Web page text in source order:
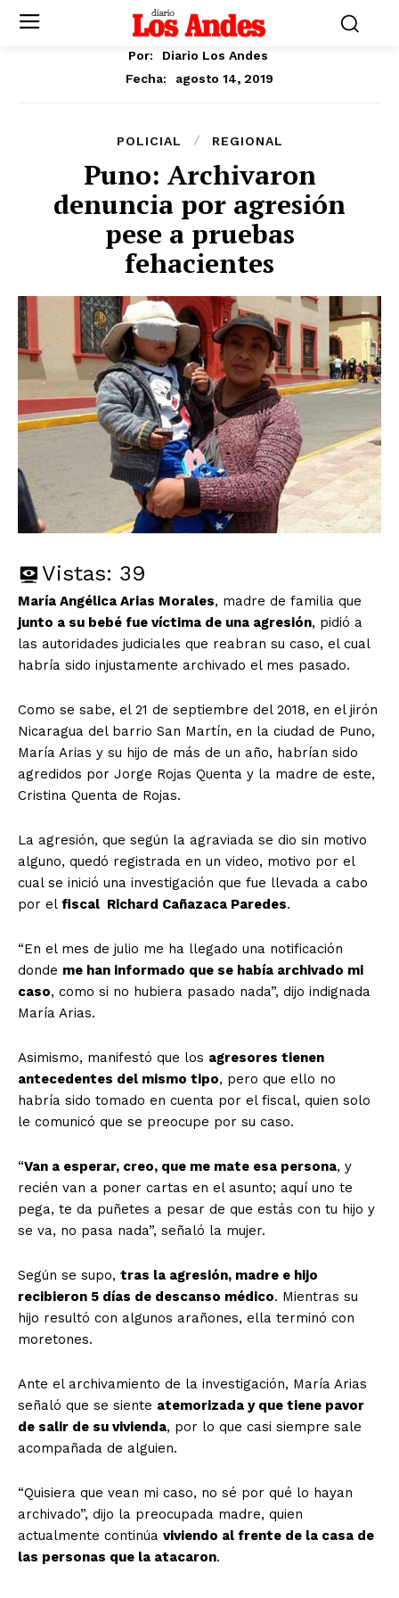
Por:
Diario Los Andes
Fecha:
agosto 14, 2019
POLICIAL REGIONAL
Puno: Archivaron
denuncia por agresión
pese a pruebas
fehacientes
Vistas: 39
María Angélica Arias Morales, madre de familia que
junto a su bebé fue víctima de una agresión, pidió a
las autoridades judiciales que reabran su caso, el cual
habría sido injustamente archivado el mes pasado.
Como se sabe, el 21 de septiembre del 2018, en el jirón
Nicaragua del barrio San Martín, en la ciudad de Puno,
María Arias y su hijo de más de un año, habrían sido
agredidos por Jorge Rojas Quenta y la madre de este,
Cristina Quenta de Rojas.
La agresión, que según la agraviada se dio sin motivo
alguno, quedó registrada en un video, motivo por el
cual se inició una investigación que fue llevada a cabo
por el fiscal Richard Cañazaca Paredes.
“En el mes de julio me ha llegado una notificación
donde me han informado que se había archivado mi
caso, como si no hubiera pasado nada”, dijo indignada
María Arias.
Asimismo, manifestó que los agresores tienen
antecedentes del mismo tipo, pero que ello no
habría sido tomado en cuenta por el fiscal, quien solo
le comunicó que se preocupe por su caso.
“Van a esperar, creo, que me mate esa persona, y
recién van a poner cartas en el asunto; aquí uno te
pega, te da puñetes a pesar de que estás con tu hijo y
se va, no pasa nada”, señaló la mujer.
Según se supo, tras la agresión, madre e hijo
recibieron 5 días de descanso médico. Mientras su
hijo resultó con algunos arañones, ella terminó con
moretones.
Ante el archivamiento de la investigación, María Arias
señaló que se siente atemorizada y que tiene pavor
de salir de su vivienda, por lo que casi siempre sale
acompañada de alguien.
“Quisiera que vean mi caso, no sé por qué lo hayan
archivado”, dijo la preocupada madre, quien
actualmente continúa viviendo al frente de la casa de
las personas que la atacaron.